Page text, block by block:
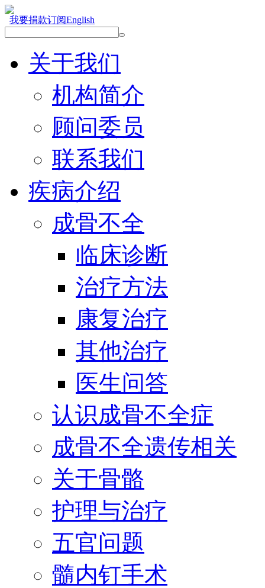
我要捐款订阅English
关于我们
机构简介
顾问委员
联系我们
疾病介绍
成骨不全
临床诊断
治疗方法
康复治疗
其他治疗
医生问答
认识成骨不全症
成骨不全遗传相关
关于骨骼
护理与治疗
五官问题
髓内钉手术